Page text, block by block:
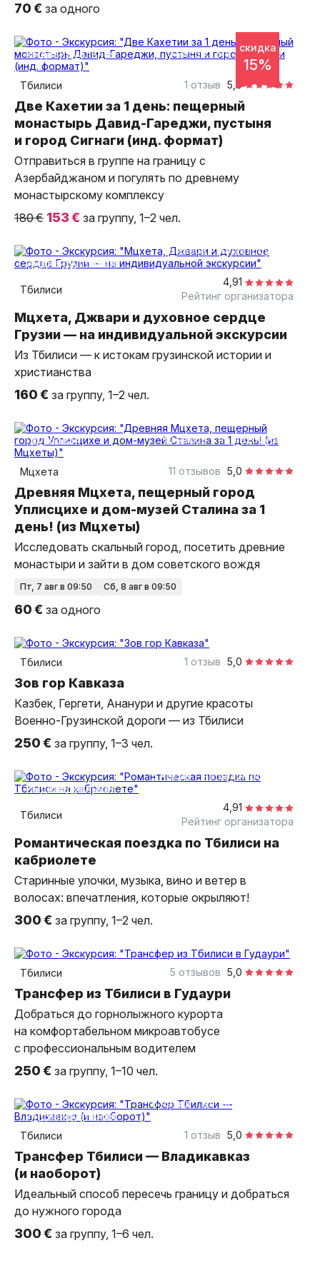
70 € за одного
скидка
15%
10 часов на автобусе
индивидуальная
Тбилиси 5,0
1 отзыв
Две Кахетии за 1 день: пещерный
монастырь Давид-Гареджи, пустыня
и город Сигнаги (инд. формат)
Отправиться в группе на границу с
Азербайджаном и погулять по древнему
монастырскому комплексу
180 € 153 € за группу, 1–2 чел.
5 часов
на автобусе
индивидуальная
Тбилиси
4,91
Рейтинг организатора
Мцхета, Джвари и духовное сердце
Грузии — на индивидуальной экскурсии
Из Тбилиси — к истокам грузинской истории и
христианства
160 € за группу, 1–2 чел.
10 часов на автобусе
групповая
Мцхета 5,0
11 отзывов
Древняя Мцхета, пещерный город
Уплисцихе и дом-музей Сталина за 1
день! (из Мцхеты)
Исследовать скальный город, посетить древние
монастыри и зайти в дом советского вождя
пт, 7 авг в 09:50 сб, 8 авг в 09:50
60 € за одного
Тбилиси 5,0
1 отзыв
Зов гор Кавказа
Казбек, Гергети, Ананури и другие красоты
Военно-Грузинской дороги — из Тбилиси
250 € за группу, 1–3 чел.
5 часов
на автомобиле
индивидуальная
Тбилиси
4,91
Рейтинг организатора
Романтическая поездка по Тбилиси на
кабриолете
Старинные улочки, музыка, вино и ветер в
волосах: впечатления, которые окрыляют!
300 € за группу, 1–2 чел.
Тбилиси 5,0
5 отзывов
Трансфер из Тбилиси в Гудаури
Добраться до горнолыжного курорта
на комфортабельном микроавтобусе
с профессиональным водителем
250 € за группу, 1–10 чел.
6 часов
на автомобиле
индивидуальная
Тбилиси
5,0
1 отзыв
Трансфер Тбилиси — Владикавказ
(и наоборот)
Идеальный способ пересечь границу и добраться
до нужного города
300 € за группу, 1–6 чел.